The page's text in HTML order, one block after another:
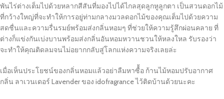
พันไร่ต่างเต็มไปด้วยหลากสีสันที่มองไปได้ไกลสุดลูกหูลูกตา เป็นสวนดอกไม้
ที่กว้างใหญ่ที่จะทำให้การอยู่ท่ามกลางมวลดอกไม้ของคุณเต็มไปด้วยความ
สดชื่นและความรื่นรมย์พร้อมส่งกลิ่นหอมๆ ที่ช่วยให้ความรู้สึกผ่อนคลาย ที่
ต่างก็แข่งกันเบ่งบานพร้อมส่งกลิ่นอันหอมหวานชวนให้หลงใหล รับรองว่า
จะทำให้คุณติดลมจนไม่อยากกลับสู่โลกแห่งความจริงเลยล่ะ
เมื่อเห็นประโยชน์ของกลิ่นหอมแล้วอย่าลืมหาซื้้อ ก้านไม้หอมปรับอากาศ
กลิ่น ลาเวนเดอร์ Lavender ของ idofragrance ไว้ติดบ้านด้วยนะคะ